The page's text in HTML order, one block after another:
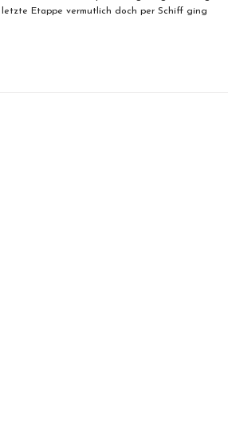
Etappe vermutlich doch per Schiff ging